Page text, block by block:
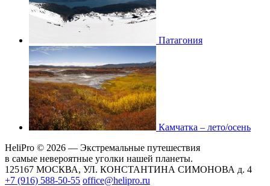
Патагония
Камчатка – лето/осень
HeliPro © 2026 — Экстремальные путешествия
в самые невероятные уголки нашей планеты.
125167 МОСКВА, УЛ. КОНСТАНТИНА СИМОНОВА д. 4
+7 (916) 588-50-55 office@helipro.ru